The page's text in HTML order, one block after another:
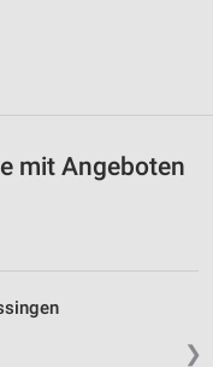
mit Angeboten
❯